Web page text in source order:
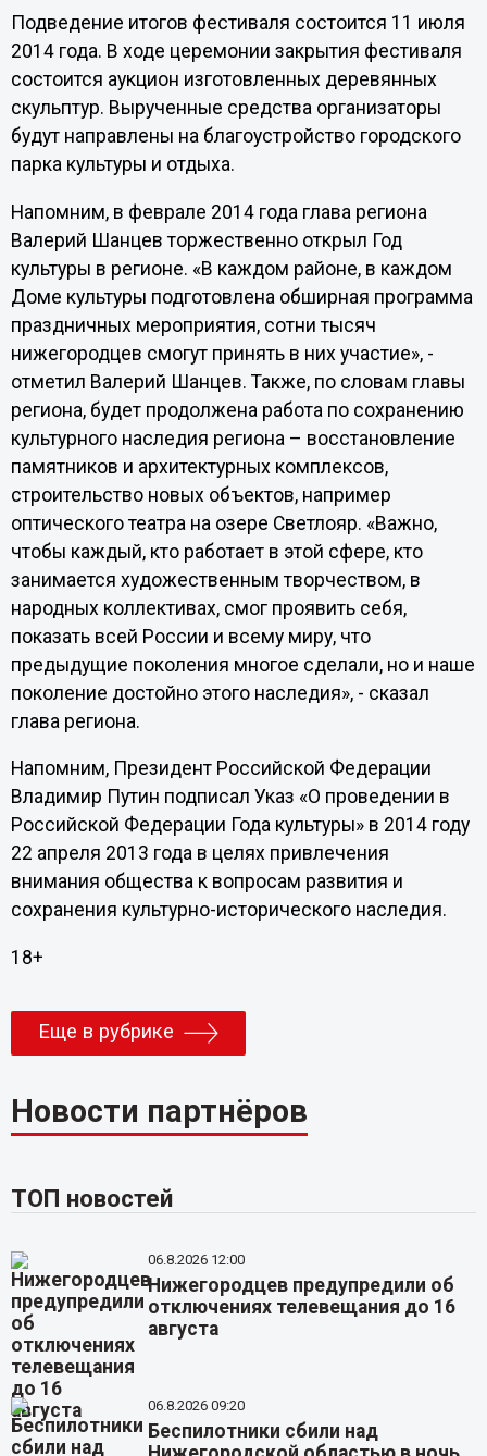
Подведение итогов фестиваля состоится 11 июля
2014 года. В ходе церемонии закрытия фестиваля
состоится аукцион изготовленных деревянных
скульптур. Вырученные средства организаторы
будут направлены на благоустройство городского
парка культуры и отдыха.
Напомним, в феврале 2014 года глава региона
Валерий Шанцев торжественно открыл Год
культуры в регионе. «В каждом районе, в каждом
Доме культуры подготовлена обширная программа
праздничных мероприятия, сотни тысяч
нижегородцев смогут принять в них участие», -
отметил Валерий Шанцев. Также, по словам главы
региона, будет продолжена работа по сохранению
культурного наследия региона – восстановление
памятников и архитектурных комплексов,
строительство новых объектов, например
оптического театра на озере Светлояр. «Важно,
чтобы каждый, кто работает в этой сфере, кто
занимается художественным творчеством, в
народных коллективах, смог проявить себя,
показать всей России и всему миру, что
предыдущие поколения многое сделали, но и наше
поколение достойно этого наследия», - сказал
глава региона.
Напомним, Президент Российской Федерации
Владимир Путин подписал Указ «О проведении в
Российской Федерации Года культуры» в 2014 году
22 апреля 2013 года в целях привлечения
внимания общества к вопросам развития и
сохранения культурно-исторического наследия.
18+
Еще в рубрике
Новости партнёров
ТОП новостей
06.8.2026 12:00
Нижегородцев предупредили об
отключениях телевещания до 16
августа
06.8.2026 09:20
Беспилотники сбили над